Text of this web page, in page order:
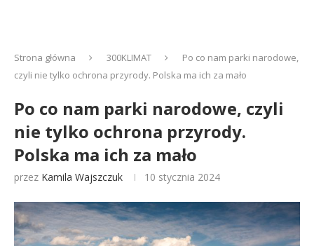
Strona główna 300KLIMAT
Po co nam parki narodowe,
czyli nie tylko ochrona przyrody. Polska ma ich za mało
Po co nam parki narodowe, czyli
nie tylko ochrona przyrody.
Polska ma ich za mało
przez Kamila Wajszczuk 10 stycznia 2024